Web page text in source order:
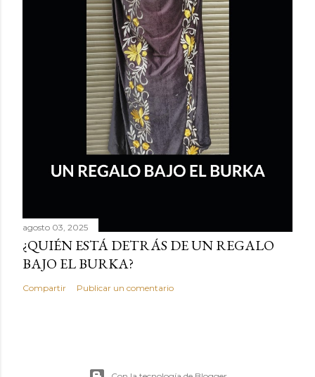
agosto 03, 2025
¿QUIÉN ESTÁ DETRÁS DE UN REGALO
BAJO EL BURKA?
Compartir Publicar un comentario